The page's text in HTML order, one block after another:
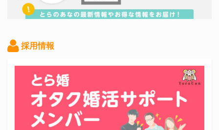
採用情報